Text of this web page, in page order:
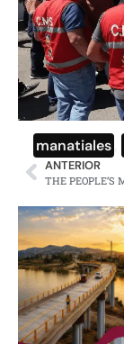
manatiales
ANTERIOR